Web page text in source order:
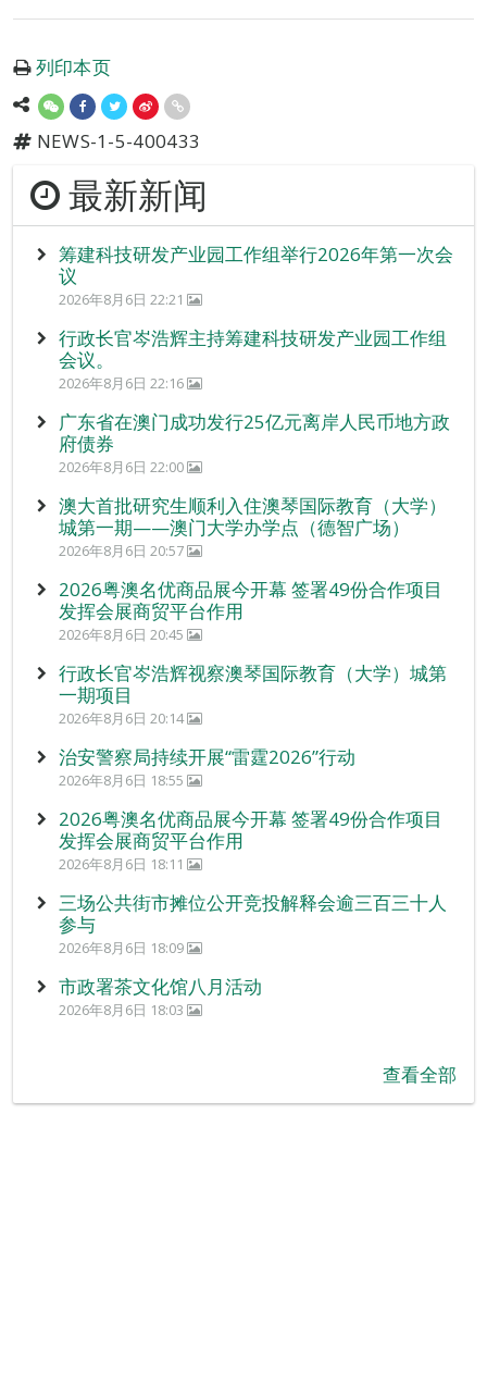
列印本页
NEWS-1-5-400433
最新新闻
筹建科技研发产业园工作组举行2026年第一次会
议
2026年8月6日 22:21
行政长官岑浩辉主持筹建科技研发产业园工作组
会议。
2026年8月6日 22:16
广东省在澳门成功发行25亿元离岸人民币地方政
府债券
2026年8月6日 22:00
澳大首批研究生顺利入住澳琴国际教育（大学）
城第一期——澳门大学办学点（德智广场）
2026年8月6日 20:57
2026粤澳名优商品展今开幕 签署49份合作项目
发挥会展商贸平台作用
2026年8月6日 20:45
行政长官岑浩辉视察澳琴国际教育（大学）城第
一期项目
2026年8月6日 20:14
治安警察局持续开展“雷霆2026”行动
2026年8月6日 18:55
2026粤澳名优商品展今开幕 签署49份合作项目
发挥会展商贸平台作用
2026年8月6日 18:11
三场公共街市摊位公开竞投解释会逾三百三十人
参与
2026年8月6日 18:09
市政署茶文化馆八月活动
2026年8月6日 18:03
查看全部